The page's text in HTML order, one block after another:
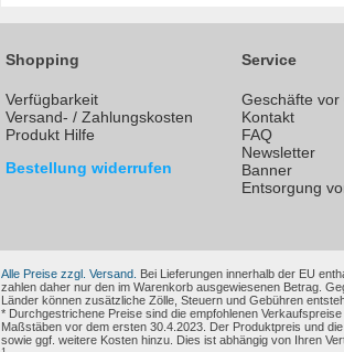
Shopping
Verfügbarkeit
Versand- / Zahlungskosten
Produkt Hilfe
Bestellung widerrufen
Service
Geschäfte vor
Kontakt
FAQ
Newsletter
Banner
Entsorgung
Alle Preise zzgl. Versand. Bei Lieferungen innerhalb der EU
zahlen daher nur den im Warenkorb ausgewiesenen Betrag.
Länder können zusätzliche Zölle, Steuern und Gebühren
* Durchgestrichene Preise sind die empfohlenen
Maßstäben vor dem ersten 30.4.2023. Der Produktpreis und
sowie ggf. weitere Kosten hinzu. Dies ist abhängig von Ihren